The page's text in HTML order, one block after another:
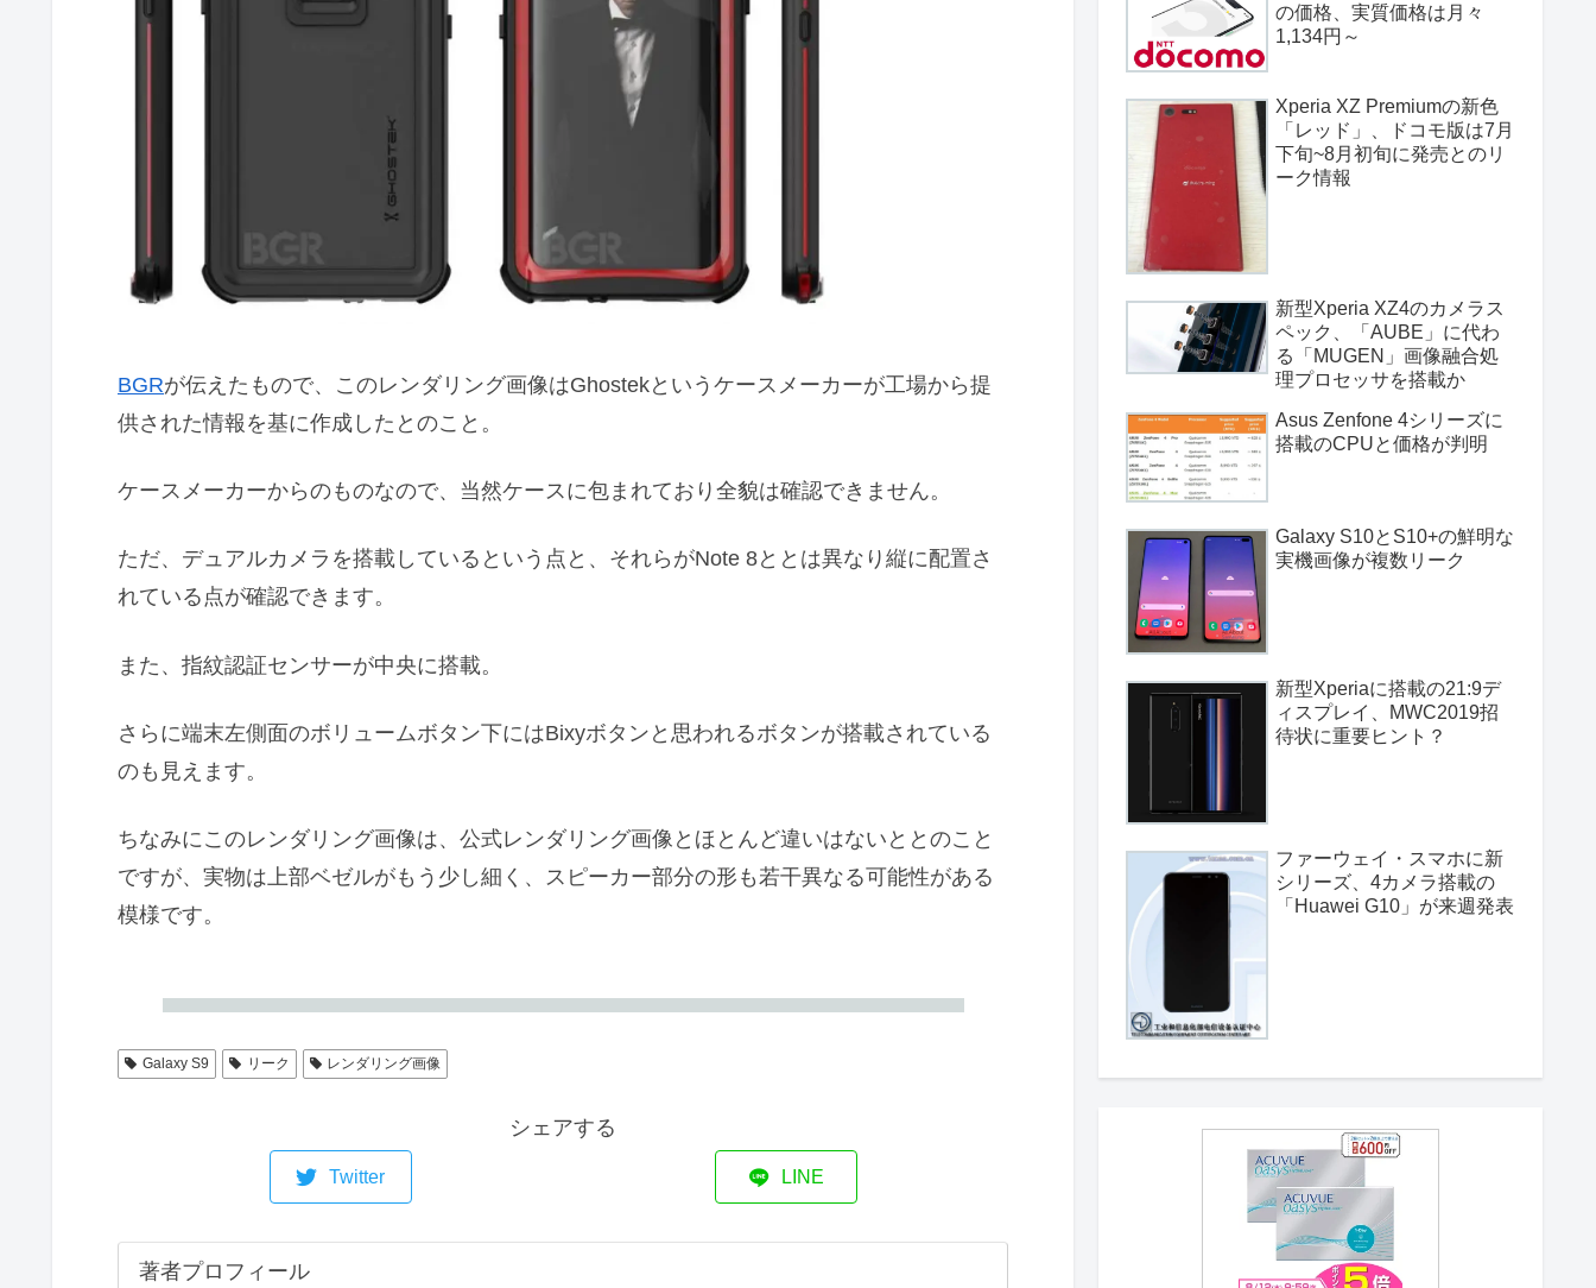
BGRが伝えたもので、このレンダリング画像はGhostekというケースメーカーが工場から提
供された情報を基に作成したとのこと。
ケースメーカーからのものなので、当然ケースに包まれており全貌は確認できません。
ただ、デュアルカメラを搭載しているという点と、それらがNote 8ととは異なり縦に配置さ
れている点が確認できます。
また、指紋認証センサーが中央に搭載。
さらに端末左側面のボリュームボタン下にはBixyボタンと思われるボタンが搭載されている
のも見えます。
ちなみにこのレンダリング画像は、公式レンダリング画像とほとんど違いはないととのこと
ですが、実物は上部ベゼルがもう少し細く、スピーカー部分の形も若干異なる可能性がある
模様です。
Galaxy S9 リーク レンダリング画像
シェアする
Twitter LINE
著者プロフィール
の価格、実質価格は月々
1,134円～
Xperia XZ Premiumの新色
「レッド」、ドコモ版は7月
下旬~8月初旬に発売とのリ
ーク情報
新型Xperia XZ4のカメラス
ペック、「AUBE」に代わ
る「MUGEN」画像融合処
理プロセッサを搭載か
Asus Zenfone 4シリーズに
搭載のCPUと価格が判明
Galaxy S10とS10+の鮮明な
実機画像が複数リーク
新型Xperiaに搭載の21:9デ
ィスプレイ、MWC2019招
待状に重要ヒント？
ファーウェイ・スマホに新
シリーズ、4カメラ搭載の
「Huawei G10」が来週発表